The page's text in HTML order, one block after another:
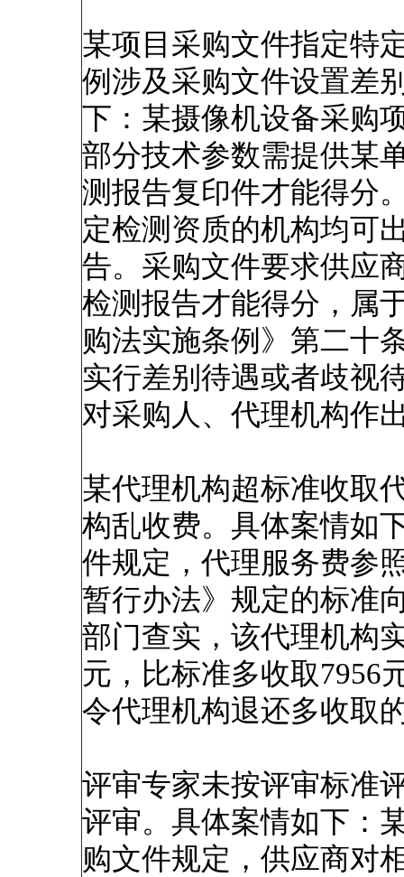
某项目采购文件指定特
例涉及采购文件设置差
下：某摄像机设备采购
部分技术参数需提供某
测报告复印件才能得分
定检测资质的机构均可
告。采购文件要求供应
检测报告才能得分，属
购法实施条例》第二十
实行差别待遇或者歧视
对采购人、代理机构作
某代理机构超标准收取
构乱收费。具体案情如
件规定，代理服务费参
暂行办法》规定的标准
部门查实，该代理机构
元，比标准多收取7956
令代理机构退还多收取
评审专家未按评审标准
评审。具体案情如下：
购文件规定，供应商对